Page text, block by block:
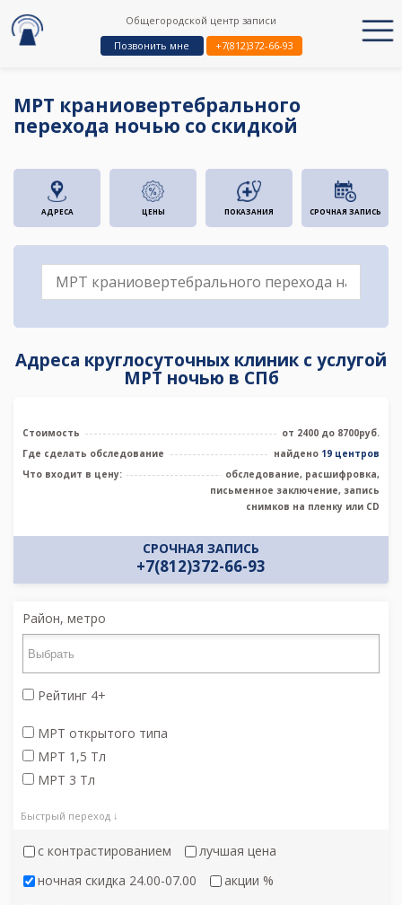
Общегородской центр записи
Позвонить мне
+7(812)372-66-93
МРТ краниовертебрального
перехода ночью со скидкой
АДРЕСА ЦЕНЫ ПОКАЗАНИЯ СРОЧНАЯ ЗАПИСЬ
Адреса круглосуточных клиник с услугой
МРТ ночью в СПб
Стоимость
от 2400 до 8700руб.
Где сделать обследование
найдено 19 центров
Что входит в цену:
обследование, расшифровка,
письменное заключение, запись
снимков на пленку или CD
СРОЧНАЯ ЗАПИСЬ
+7(812)372-66-93
Район, метро
Рейтинг 4+
МРТ открытого типа
МРТ 1,5 Тл
МРТ 3 Тл
Быстрый переход ↓
с контрастированием
лучшая цена
ночная скидка 24.00-07.00
акции %